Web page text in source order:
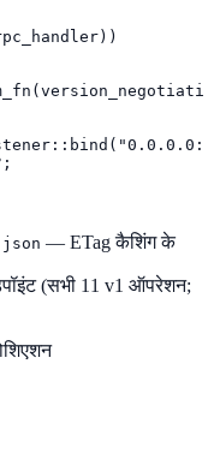
— ETag कैशिंग के
(सभी 11 v1 ऑपरेशन;